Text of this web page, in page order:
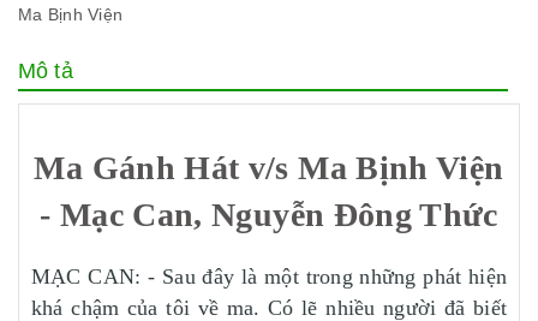
Ma Bịnh Viện
Mô tả
Ma Gánh Hát v/s Ma Bịnh Viện
- Mạc Can, Nguyễn Đông Thức
MẠC CAN: - Sau đây là một trong những phát hiện
khá chậm của tôi về ma. Có lẽ nhiều người đã biết